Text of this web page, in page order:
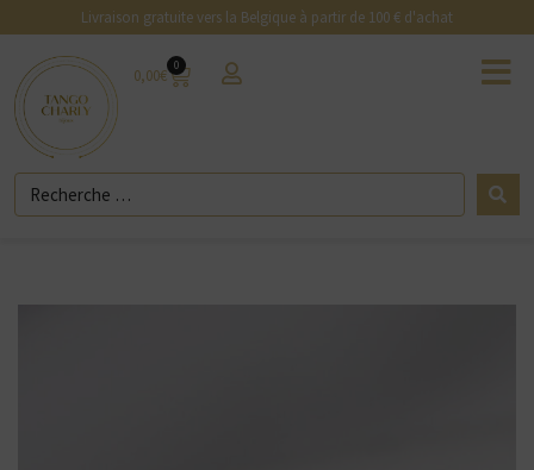
Livraison gratuite vers la Belgique à partir de 100 € d'achat
0,00€
0